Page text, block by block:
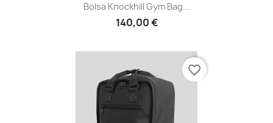
Bolsa Knockhill Gym Bag...
140,00 €
favorite_border